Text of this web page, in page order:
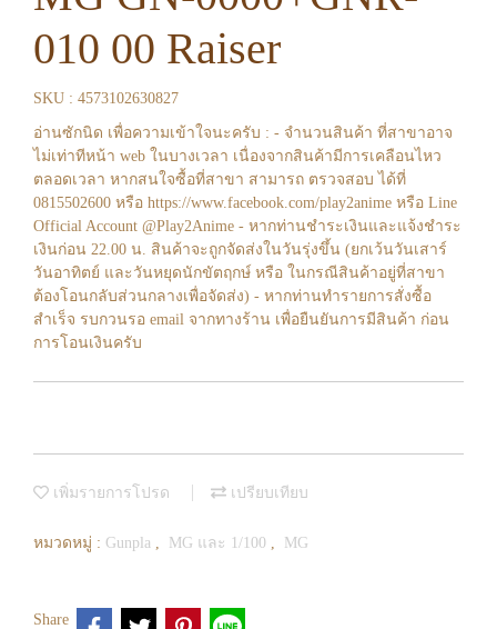
010 00 Raiser
SKU : 4573102630827
อ่านซักนิด เพื่อความเข้าใจนะครับ : - จำนวนสินค้า ที่สาขาอาจ
ไม่เท่าทีหน้า web ในบางเวลา เนื่องจากสินค้ามีการเคลือนไหว
ตลอดเวลา หากสนใจซื้อที่สาขา สามารถ ตรวจสอบ ได้ที่
0815502600 หรือ https://www.facebook.com/play2anime หรือ Line
Official Account @Play2Anime - หากท่านชำระเงินและแจ้งชำระ
เงินก่อน 22.00 น. สินค้าจะถูกจัดส่งในวันรุ่งขึ้น (ยกเว้นวันเสาร์
วันอาทิตย์ และวันหยุดนักขัตฤกษ์ หรือ ในกรณีสินค้าอยู่ที่สาขา
ต้องโอนกลับส่วนกลางเพื่อจัดส่ง) - หากท่านทำรายการสั่งซื้อ
สำเร็จ รบกวนรอ email จากทางร้าน เพื่อยืนยันการมีสินค้า ก่อน
การโอนเงินครับ
เพิ่มรายการโปรด เปรียบเทียบ
หมวดหมู่ : Gunpla , MG และ 1/100 , MG
Share